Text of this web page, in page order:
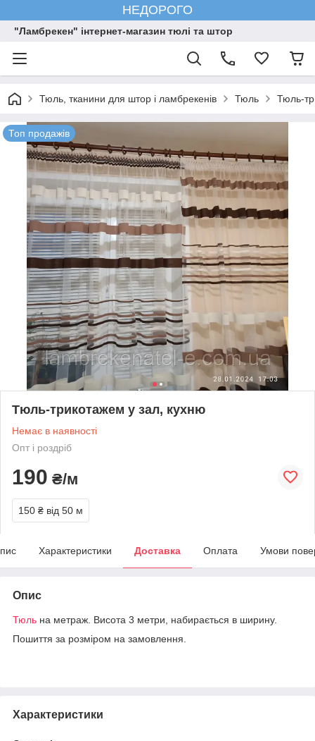
НЕДОРОГО
"Ламбрекен" інтернет-магазин тюлі та штор
Тюль, тканини для штор і ламбрекенів Тюль Тюль-
Топ продажів
Тюль-трикотажем у зал, кухню
Немає в наявності
Опт і роздріб
190 ₴/м
150 ₴ від 50 м
Характеристики Доставка Оплата Умови
Опис
Тюль на метраж. Висота 3 метри, набирається в ширину.
Пошиття за розміром на замовлення.
Характеристики